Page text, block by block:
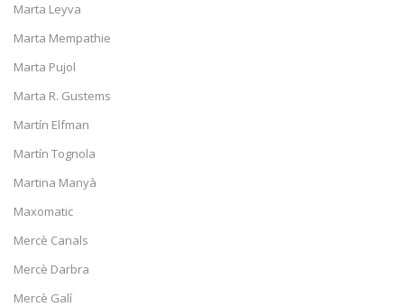
Marta Leyva
Marta Mempathie
Marta Pujol
Marta R. Gustems
Martín Elfman
Martín Tognola
Martina Manyà
Maxomatic
Mercè Canals
Mercè Darbra
Mercè Galí